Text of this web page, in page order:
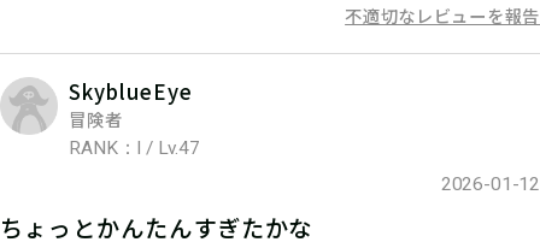
店内を巡り、謎を解きつつ手がかりを
集める
不適切なレビューを報告
SkyblueEye
冒険者
RANK：I / Lv.47
2026-01-12
ちょっとかんたんすぎたかな